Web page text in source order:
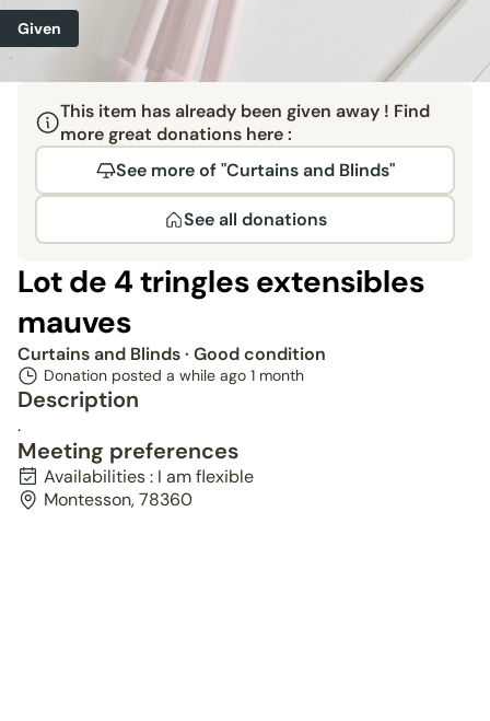
Given
This item has already been given away ! Find
more great donations here :
See more of "Curtains and Blinds"
See all donations
Lot de 4 tringles extensibles
mauves
Curtains and Blinds· Good condition
Donation posted a while ago 1 month
Description
.
Meeting preferences
Availabilities : I am flexible
Montesson, 78360